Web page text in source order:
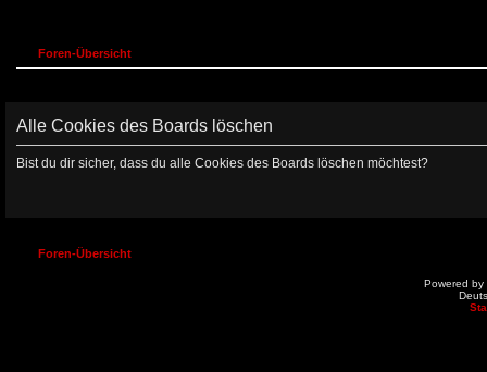
Foren-Übersicht
Alle Cookies des Boards löschen
Bist du dir sicher, dass du alle Cookies des Boards löschen möchtest?
Foren-Übersicht
Powered by